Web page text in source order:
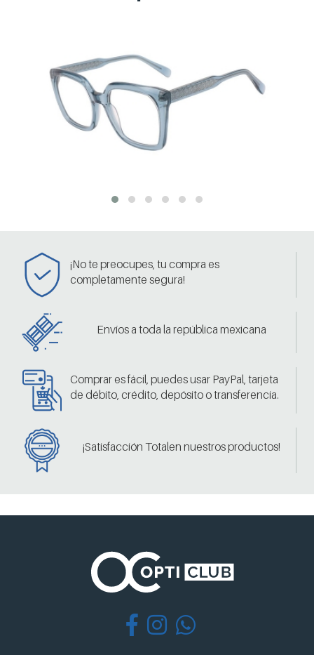
¡No te preocupes, tu compra es
completamente segura!
Envíos a toda la república mexicana
Comprar es fácil, puedes usar PayPal, tarjeta
de débito, crédito, depósito o transferencia.
¡Satisfacción Totalen nuestros productos!